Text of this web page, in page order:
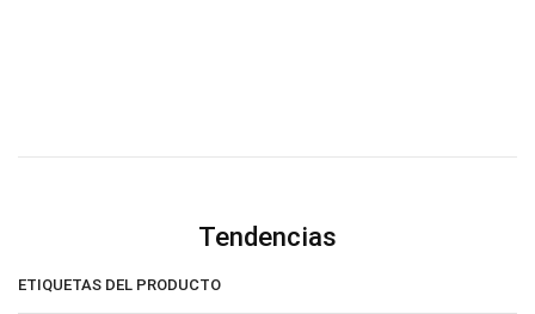
Tendencias
ETIQUETAS DEL PRODUCTO